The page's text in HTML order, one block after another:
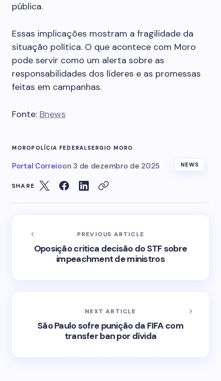
pública.
Essas implicações mostram a fragilidade da
situação política. O que acontece com Moro
pode servir como um alerta sobre as
responsabilidades dos líderes e as promessas
feitas em campanhas.
Fonte: Bnews
MOROPOLÍCIA FEDERALSERGIO MORO
Portal Correioon 3 de dezembro de 2025 NEWS
SHARE
PREVIOUS ARTICLE
Oposição critica decisão do STF sobre
impeachment de ministros
NEXT ARTICLE
São Paulo sofre punição da FIFA com
transfer ban por dívida